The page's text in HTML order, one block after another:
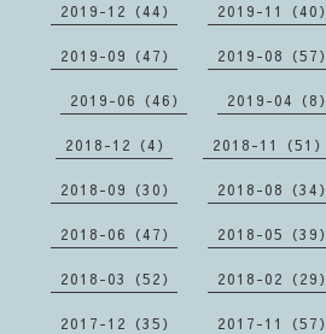
2019-12（44） 2019-11（40）
2019-09（47） 2019-08（57）
2019-06（46） 2019-04（8）
2018-12（4） 2018-11（51）
2018-09（30） 2018-08（34）
2018-06（47） 2018-05（39）
2018-03（52） 2018-02（29）
2017-12（35） 2017-11（57）